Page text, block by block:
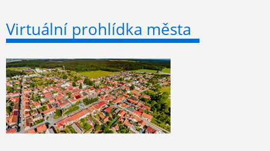
Virtuální prohlídka města